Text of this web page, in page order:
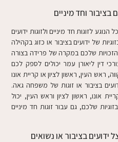
בציבור וחד מיניים
לזוגות חד מיניים ולזוגות ידועים
של ידועים בציבור או כזוג בקהילה
שלכם במקרה של פרידה בצורה
דין ליאורן עמר יכולים לספק לכם
ראש העין, ראשון לציון או קריית אונו
בציבור או זוגות של משפחה גאה.
אונו, ראשון לציון וראש העין, יכול
שלכם, גם עבור זוגות חד מיניים
ידועים בציבור או נשואים